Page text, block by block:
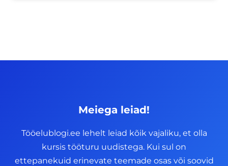
Meiega leiad!
Tööelublogi.ee lehelt leiad kõik vajaliku, et olla
kursis tööturu uudistega. Kui sul on
ettepanekuid erinevate teemade osas või soovid